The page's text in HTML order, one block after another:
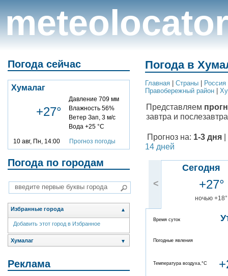
meteolocator
Погода сейчас
Хумалаг
+27°
Давление 709 мм
Влажность 56%
Ветер Зап, 3 м/с
Вода +25 °C
10 авг, Пн, 14:00 Прогноз погоды
Погода по городам
Избранные города ▲
Добавить этот город в Избранное
Хумалаг ▼
Реклама
Погода в
Главная Cтраны Россия
Правобережный район
Представляем
завтра и
Прогноз на: 1-3 дня
14 дней
<
Сегодня
+27°
ночью +18°
Время суток
Погодные явления
Температура воздуха,°C